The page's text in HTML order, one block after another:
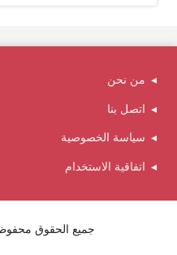
من نحن
اتصل بنا
سياسة الخصوصية
اتفاقية الاستخدام
جميع الحقوق